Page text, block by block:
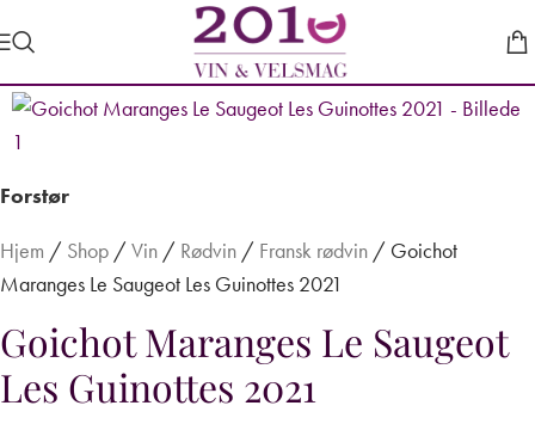
Forstør
Hjem / Shop / Vin / Rødvin / Fransk rødvin / Goichot
Maranges Le Saugeot Les Guinottes 2021
Goichot Maranges Le Saugeot
Les Guinottes 2021